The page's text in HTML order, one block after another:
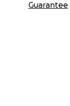
Guarantee